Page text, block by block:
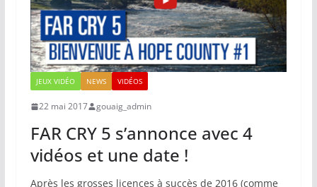
JEUX VIDÉO NEWS VIDÉOS
22 mai 2017 gouaig_admin
FAR CRY 5 s’annonce avec 4
vidéos et une date !
Après les grosses licences à succès de 2016 (comme